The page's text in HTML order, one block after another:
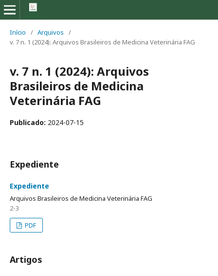
Início / Arquivos
/
v. 7 n. 1 (2024): Arquivos Brasileiros de Medicina Veterinária FAG
v. 7 n. 1 (2024): Arquivos
Brasileiros de Medicina
Veterinária FAG
Publicado: 2024-07-15
Expediente
Expediente
Arquivos Brasileiros de Medicina Veterinária FAG
2-3
PDF
Artigos